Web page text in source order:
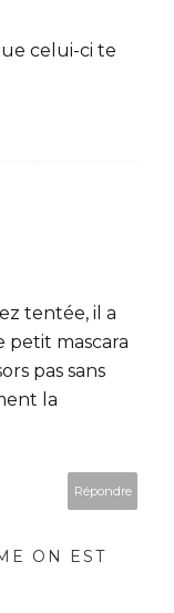
celui-ci te
tentée, il a
petit mascara
pas sans
la
Répondre
ON EST